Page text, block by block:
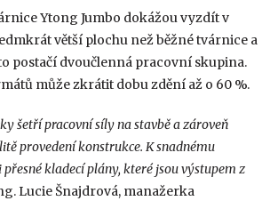
Ytong Jumbo dokážou vyzdít v
větší plochu než běžné tvárnice a
postačí dvoučlenná pracovní skupina.
může zkrátit dobu zdění až o 60 %.
šetří pracovní síly na stavbě a zároveň
provedení konstrukce. K snadnému
kladecí plány, které jsou výstupem z
Lucie Šnajdrová, manažerka